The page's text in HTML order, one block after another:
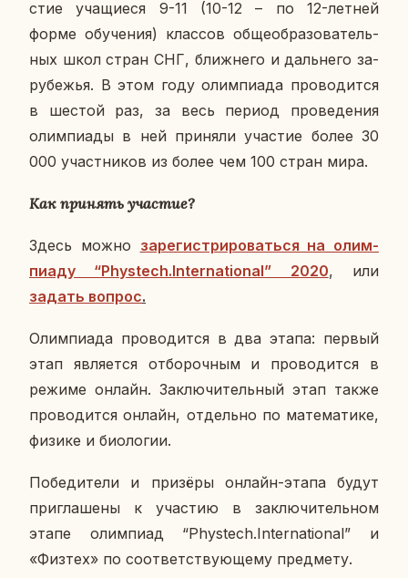
стие уча­щи­е­ся 9-11 (10-12 – по 12-летней
форме обу­че­ния) клас­сов об­ще­об­ра­зо­ва­тель­
ных школ стран СНГ, ближ­не­го и даль­не­го за­
ру­бе­жья. В этом году олим­пи­а­да про­во­дит­ся
в шестой раз, за весь период про­ве­де­ния
олим­пи­а­ды в ней при­ня­ли уча­стие более 30
000 участ­ни­ков из более чем 100 стран мира.
Как при­нять уча­стие?
Здесь можно за­ре­ги­стри­ро­вать­ся на олим­
пи­а­ду “Phystech.International” 2020, или
задать вопрос.
Олим­пи­а­да про­во­дит­ся в два этапа: первый
этап яв­ля­ет­ся от­бо­роч­ным и про­во­дит­ся в
режиме онлайн. За­клю­чи­тель­ный этап также
про­во­дит­ся онлайн, от­дель­но по ма­те­ма­ти­ке,
физике и био­ло­гии.
По­бе­ди­те­ли и при­зё­ры онлайн-этапа будут
при­гла­ше­ны к уча­стию в за­клю­чи­тель­ном
этапе олим­пи­ад “Phystech.International” и
«Физтех» по со­от­вет­ству­ю­ще­му пред­ме­ту.